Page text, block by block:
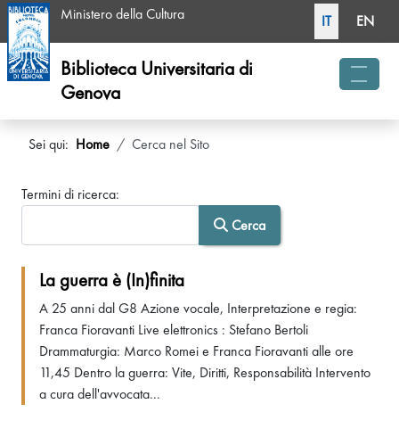
Ministero della Cultura Seleziona la tua
IT EN
Biblioteca Universitaria di
Genova
menu
Sei qui: Home Cerca nel Sito
Modulo di ricerca
Termini di ricerca:
Cerca
La guerra è (In)finita
A 25 anni dal G8 Azione vocale, Interpretazione e regia:
Franca Fioravanti Live elettronics : Stefano Bertoli
Drammaturgia: Marco Romei e Franca Fioravanti alle ore
11,45 Dentro la guerra: Vite, Diritti, Responsabilità Intervento
a cura dell'avvocata...